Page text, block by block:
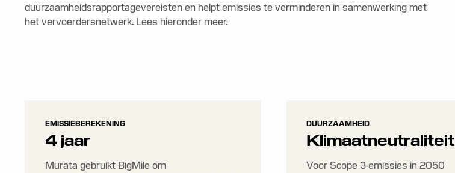
duurzaamheidsrapportagevereisten en helpt emissies te verminderen in samenwerking met
het vervoerdersnetwerk. Lees hieronder meer.
EMISSIEBEREKENING
4 jaar
Murata gebruikt BigMile om
DUURZAAMHEID
Klimaatneutraliteit
Voor Scope 3-emissies in 2050